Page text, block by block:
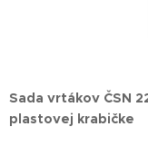
Sada vrtákov ČSN
plastovej krabičke